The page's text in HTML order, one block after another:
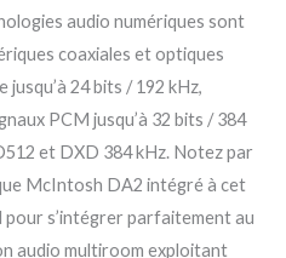
audio numériques sont
coaxiales et optiques
24 bits / 192 kHz,
PCM jusqu’à 32 bits / 384
et DXD 384 kHz. Notez par
McIntosh DA2 intégré à cet
s’intégrer parfaitement au
audio multiroom exploitant